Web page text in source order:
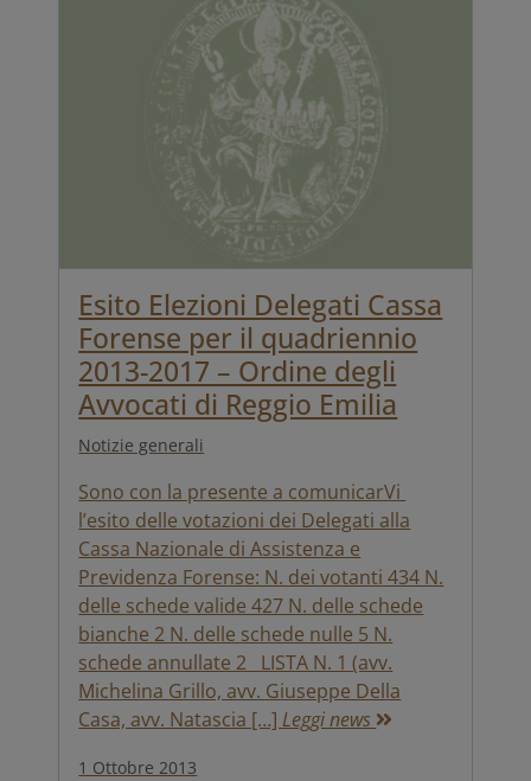
Esito Elezioni Delegati Cassa
Forense per il quadriennio
2013-2017 – Ordine degli
Avvocati di Reggio Emilia
Notizie generali
Sono con la presente a comunicarVi
l’esito delle votazioni dei Delegati alla
Cassa Nazionale di Assistenza e
Previdenza Forense: N. dei votanti 434 N.
delle schede valide 427 N. delle schede
bianche 2 N. delle schede nulle 5 N.
schede annullate 2 LISTA N. 1 (avv.
Michelina Grillo, avv. Giuseppe Della
Casa, avv. Natascia […] Leggi news
1 Ottobre 2013